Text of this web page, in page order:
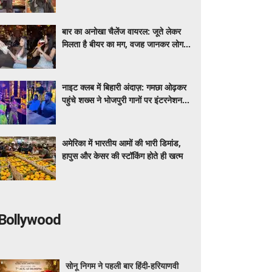
बार का अनोखा चैलेंज वायरल: जूते लेकर
मिलता है बीयर का मग, वजह जानकर लोग
नाइट क्लब में बिहारी अंदाज़: गमछा ओढ़कर
पहुंचे शख्स ने भोजपुरी गानों पर इंटरनेशनल
अमेरिका में भारतीय आमों की भारी डिमांड,
हापुस और केसर की स्टॉकिंग होते ही खत्म
सोनू निगम ने पहली बार हिंदी-हरियाणवी